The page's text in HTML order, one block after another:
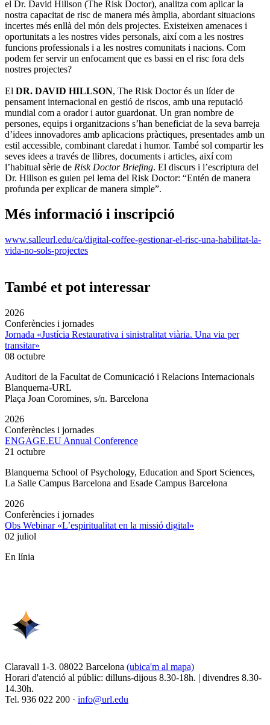
el Dr. David Hillson (The Risk Doctor), analitza com aplicar la
nostra capacitat de risc de manera més àmplia, abordant situacions
incertes més enllà del món dels projectes. Existeixen amenaces i
oportunitats a les nostres vides personals, així com a les nostres
funcions professionals i a les nostres comunitats i nacions. Com
podem fer servir un enfocament que es bassi en el risc fora dels
nostres projectes?
El DR. DAVID HILLSON, The Risk Doctor és un líder de
pensament internacional en gestió de riscos, amb una reputació
mundial com a orador i autor guardonat. Un gran nombre de
persones, equips i organitzacions s’han beneficiat de la seva barreja
d’idees innovadores amb aplicacions pràctiques, presentades amb un
estil accessible, combinant claredat i humor. També sol compartir les
seves idees a través de llibres, documents i articles, així com
l’habitual sèrie de Risk Doctor Briefing. El discurs i l’escriptura del
Dr. Hillson es guien pel lema del Risk Doctor: “Entén de manera
profunda per explicar de manera simple”.
Més informació i inscripció
www.salleurl.edu/ca/digital-coffee-gestionar-el-risc-una-habilitat-la-
vida-no-sols-projectes
També et pot interessar
2026
Conferències i jornades
Jornada «Justícia Restaurativa i sinistralitat viària. Una via per
transitar»
08 octubre
Auditori de la Facultat de Comunicació i Relacions Internacionals
Blanquerna-URL
Plaça Joan Coromines, s/n. Barcelona
2026
Conferències i jornades
ENGAGE.EU Annual Conference
21 octubre
Blanquerna School of Psychology, Education and Sport Sciences,
La Salle Campus Barcelona and Esade Campus Barcelona
2026
Conferències i jornades
Obs Webinar «L’espiritualitat en la missió digital»
02 juliol
En línia
Claravall 1-3. 08022 Barcelona (ubica'm al mapa)
Horari d'atenció al públic: dilluns-dijous 8.30-18h. | divendres 8.30-
14.30h.
Tel. 936 022 200 · info@url.edu